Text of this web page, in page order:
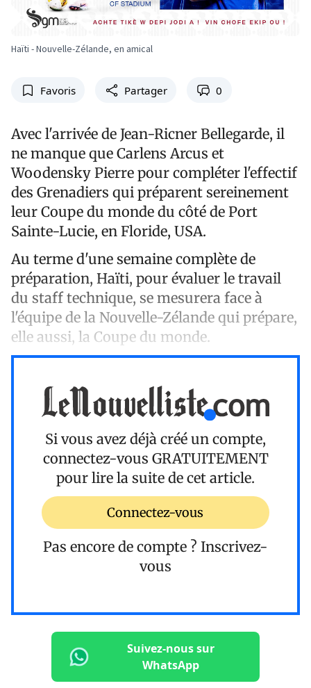
Haïti - Nouvelle-Zélande, en amical
Favoris Partager 0
Avec l'arrivée de Jean-Ricner Bellegarde, il
ne manque que Carlens Arcus et
Woodensky Pierre pour compléter l'effectif
des Grenadiers qui préparent sereinement
leur Coupe du monde du côté de Port
Sainte-Lucie, en Floride, USA.
Au terme d'une semaine complète de
préparation, Haïti, pour évaluer le travail
du staff technique, se mesurera face à
l'équipe de la Nouvelle-Zélande qui prépare,
elle aussi, la Coupe du monde.
Si vous avez déjà créé un compte,
connectez-vous GRATUITEMENT
pour lire la suite de cet article.
Connectez-vous
Pas encore de compte ? Inscrivez-
vous
Suivez-nous sur
WhatsApp